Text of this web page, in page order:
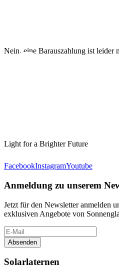
Nein, eine Barauszahlung ist leider
Light for a Brighter Future
FacebookInstagramYoutube
Anmeldung zu unserem
Jetzt für den Newsletter anmelden
exklusiven Angebote von
Absenden
Solarlaternen